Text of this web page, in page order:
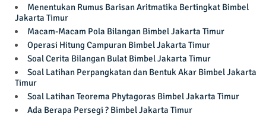
Menentukan Rumus Barisan Aritmatika Bertingkat Bimbel
Jakarta Timur
Macam-Macam Pola Bilangan Bimbel Jakarta Timur
Operasi Hitung Campuran Bimbel Jakarta Timur
Soal Cerita Bilangan Bulat Bimbel Jakarta Timur
Soal Latihan Perpangkatan dan Bentuk Akar Bimbel Jakarta
Timur
Soal Latihan Teorema Phytagoras Bimbel Jakarta Timur
Ada Berapa Persegi ? Bimbel Jakarta Timur